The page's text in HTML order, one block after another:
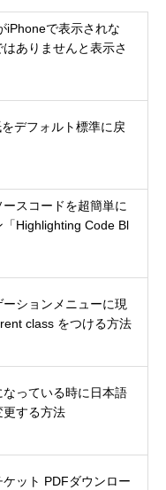
iPhoneで表示されな
ありませんと表示さ
デフォルト標準に戻
スコードを超簡単に
Highlighting Code Bl
ションメニューに現
class をつける方法
っている時に日本語
更する方法
ット PDFダウンロー